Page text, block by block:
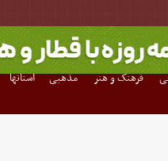
فرهنگ و هنر مذهبی استانها